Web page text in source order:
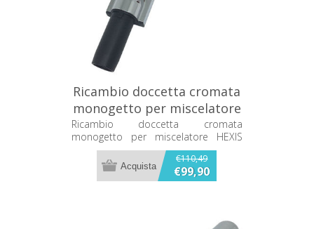
Ricambio doccetta cromata
monogetto per miscelatore
HEXIS Franke 133.0174.014
Ricambio doccetta cromata
monogetto per miscelatore HEXIS
Franke 133.0174.014
€110,49
€99,90